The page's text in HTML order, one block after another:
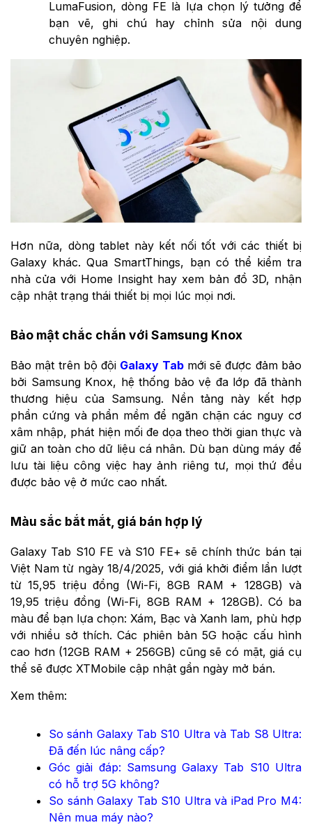
LumaFusion, dòng FE là lựa chọn lý tưởng để
bạn vẽ, ghi chú hay chỉnh sửa nội dung
chuyên nghiệp.
Hơn nữa, dòng tablet này kết nối tốt với các thiết bị
Galaxy khác. Qua SmartThings, bạn có thể kiểm tra
nhà cửa với Home Insight hay xem bản đồ 3D, nhận
cập nhật trạng thái thiết bị mọi lúc mọi nơi.
Bảo mật chắc chắn với Samsung Knox
Bảo mật trên bộ đội Galaxy Tabmới sẽ được đảm bảo
bởi Samsung Knox, hệ thống bảo vệ đa lớp đã thành
thương hiệu của Samsung. Nền tảng này kết hợp
phần cứng và phần mềm để ngăn chặn các nguy cơ
xâm nhập, phát hiện mối đe dọa theo thời gian thực và
giữ an toàn cho dữ liệu cá nhân. Dù bạn dùng máy để
lưu tài liệu công việc hay ảnh riêng tư, mọi thứ đều
được bảo vệ ở mức cao nhất.
Màu sắc bắt mắt, giá bán hợp lý
Galaxy Tab S10 FE và S10 FE+ sẽ chính thức bán tại
Việt Nam từ ngày 18/4/2025, với giá khởi điểm lần lượt
từ 15,95 triệu đồng (Wi-Fi, 8GB RAM + 128GB) và
19,95 triệu đồng (Wi-Fi, 8GB RAM + 128GB). Có ba
màu để bạn lựa chọn: Xám, Bạc và Xanh lam, phù hợp
với nhiều sở thích. Các phiên bản 5G hoặc cấu hình
cao hơn (12GB RAM + 256GB) cũng sẽ có mặt, giá cụ
thể sẽ được XTMobile cập nhật gần ngày mở bán.
Xem thêm:
So sánh Galaxy Tab S10 Ultra và Tab S8 Ultra:
Đã đến lúc nâng cấp?
Góc giải đáp: Samsung Galaxy Tab S10 Ultra
có hỗ trợ 5G không?
So sánh Galaxy Tab S10 Ultra và iPad Pro M4:
Nên mua máy nào?